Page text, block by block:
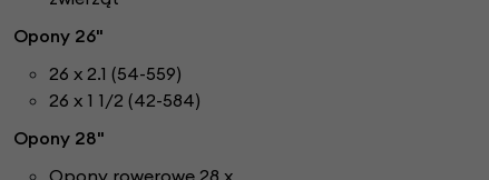
Opony 26"
26 x 2.1 (54-559)
26 x 1 1/2 (42-584)
Opony 28"
Opony rowerowe 28 x